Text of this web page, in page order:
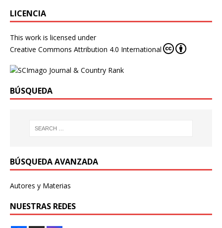
LICENCIA
This work is licensed under
Creative Commons Attribution 4.0 International
BÚSQUEDA
BÚSQUEDA AVANZADA
Autores y Materias
NUESTRAS REDES